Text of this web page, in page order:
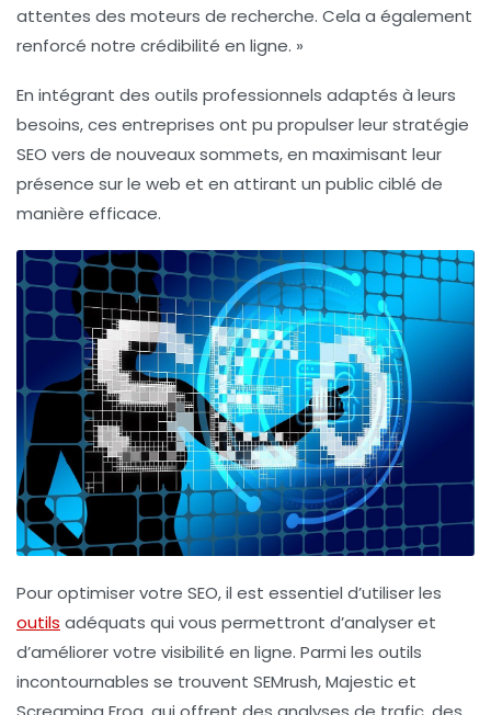
attentes des moteurs de recherche. Cela a également
renforcé notre crédibilité en ligne. »
En intégrant des outils professionnels adaptés à leurs
besoins, ces entreprises ont pu propulser leur stratégie
SEO vers de nouveaux sommets, en maximisant leur
présence sur le web et en attirant un public ciblé de
manière efficace.
Pour optimiser votre SEO, il est essentiel d’utiliser les
outils adéquats qui vous permettront d’analyser et
d’améliorer votre visibilité en ligne. Parmi les outils
incontournables se trouvent SEMrush,Majesticet